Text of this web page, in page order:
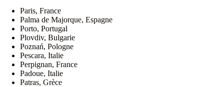
Paris, France
Palma de Majorque, Espagne
Porto, Portugal
Plovdiv, Bulgarie
Poznań, Pologne
Pescara, Italie
Perpignan, France
Padoue, Italie
Patras, Grèce